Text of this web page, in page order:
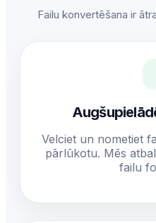
Failu konvertēšana ir
Velciet un nometiet
pārlūkotu. Mēs
failu